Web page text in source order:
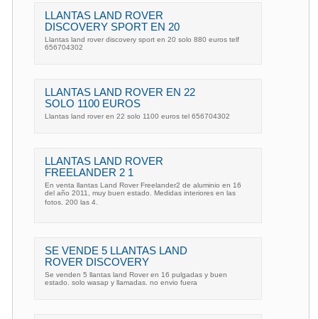
LLANTAS LAND ROVER
DISCOVERY SPORT EN 20
Llantas land rover discovery sport en 20 solo 880 euros telf
656704302
LLANTAS LAND ROVER EN 22
SOLO 1100 EUROS
Llantas land rover en 22 solo 1100 euros tel 656704302
LLANTAS LAND ROVER
FREELANDER 2 1
En venta llantas Land Rover Freelander2 de aluminio en 16
del año 2011, muy buen estado. Medidas interiores en las
fotos. 200 las 4.
SE VENDE 5 LLANTAS LAND
ROVER DISCOVERY
Se venden 5 llantas land Rover en 16 pulgadas y buen
estado. solo wasap y llamadas. no envio fuera